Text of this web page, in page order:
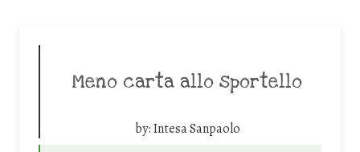
Meno carta allo sportello
by:Intesa Sanpaolo